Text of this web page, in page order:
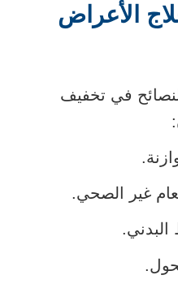
الأعراض
في تخفيف
غير الصحي.